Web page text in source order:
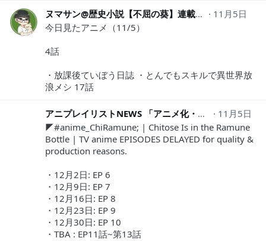
ヌマサン@歴史小説【不屈の葵】連載中！
11月5日
今日見たアニメ（11/5）
4話
・放課後ていぼう日誌 ・とんでもスキルで異世界放
浪メシ 17話
アニプレイリストNEWS 「アニメ化・続編」
11月5日
◤#anime_ChiRamune; | Chitose Is in the Ramune
Bottle | TV anime EPISODES DELAYED for quality &
production reasons.
・12月2日: EP 6
・12月9日: EP 7
・12月16日: EP 8
・12月23日: EP 9
・12月30日: EP 10
・TBA : EP11話~第13話